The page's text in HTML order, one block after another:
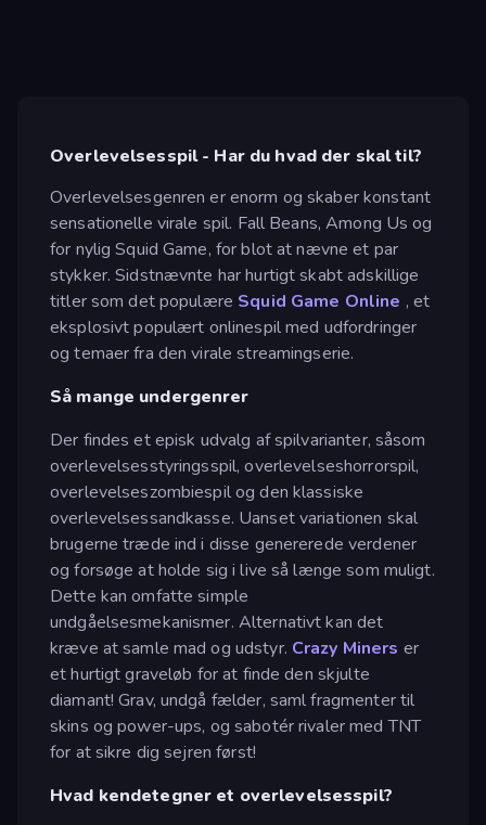
Overlevelsesspil - Har du hvad der skal til?
Overlevelsesgenren er enorm og skaber konstant
sensationelle virale spil. Fall Beans, Among Us og
for nylig Squid Game, for blot at nævne et par
stykker. Sidstnævnte har hurtigt skabt adskillige
titler som det populære Squid Game Online , et
eksplosivt populært onlinespil med udfordringer
og temaer fra den virale streamingserie.
Så mange undergenrer
Der findes et episk udvalg af spilvarianter, såsom
overlevelsesstyringsspil, overlevelseshorrorspil,
overlevelseszombiespil og den klassiske
overlevelsessandkasse. Uanset variationen skal
brugerne træde ind i disse genererede verdener
og forsøge at holde sig i live så længe som muligt.
Dette kan omfatte simple
undgåelsesmekanismer. Alternativt kan det
kræve at samle mad og udstyr. Crazy Miners er
et hurtigt graveløb for at finde den skjulte
diamant! Grav, undgå fælder, saml fragmenter til
skins og power-ups, og sabotér rivaler med TNT
for at sikre dig sejren først!
Hvad kendetegner et overlevelsesspil?